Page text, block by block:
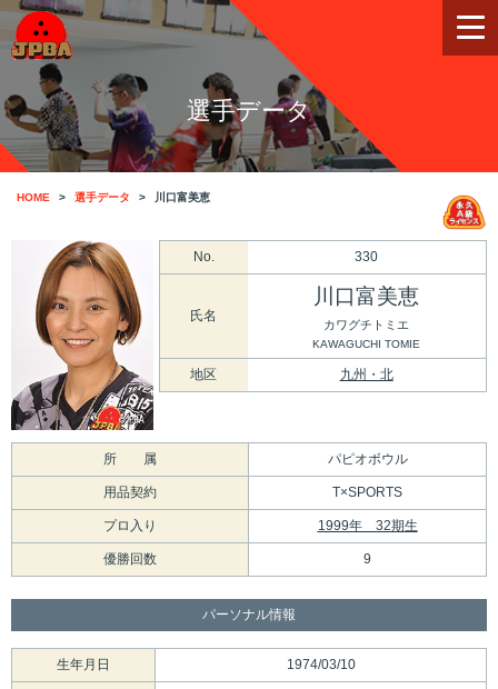
選手データ
HOME 選手データ 川口富美恵
No. 330
氏名
川口富美恵
カワグチトミエ
KAWAGUCHI TOMIE
地区 九州・北
所 属 パピオボウル
用品契約 T×SPORTS
プロ入り 1999年 32期生
優勝回数 9
パーソナル情報
生年月日 1974/03/10